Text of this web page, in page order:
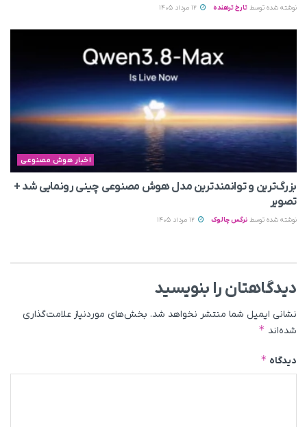
نوشته شده توسط تارخ ترهنده
اخبار هوش مصنوعی
بزرگ‌ترین و توانمندترین مدل هوش مصنوعی چینی رونمایی شد +
تصویر
نوشته شده توسط نرگس چالوک
دیدگاهتان را بنویسید
نشانی ایمیل شما منتشر نخواهد شد. بخش‌های موردنیاز علامت‌گذاری
شده‌اند *
دیدگاه *